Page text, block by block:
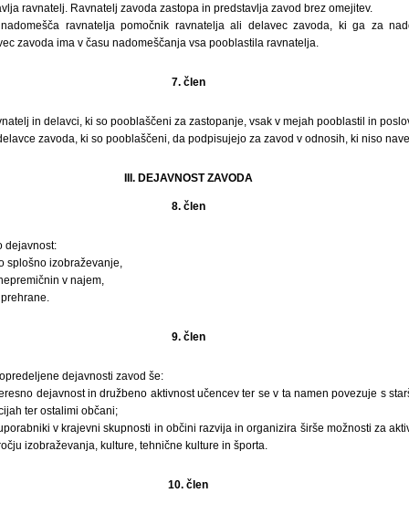
ravnatelj. Ravnatelj zavoda zastopa in predstavlja zavod brez omejitev.
ravnatelja pomočnik ravnatelja ali delavec zavoda, ki ga za
zavoda ima v času nadomeščanja vsa pooblastila ravnatelja.
7. člen
in delavci, ki so pooblaščeni za zastopanje, vsak v mejah pooblastil in
zavoda, ki so pooblaščeni, da podpisujejo za zavod v odnosih, ki niso
III. DEJAVNOST ZAVODA
8. člen
dejavnost:
splošno izobraževanje,
v najem,
9. člen
dejavnosti zavod še:
dejavnost in družbeno aktivnost učencev ter se v ta namen povezuje s
ter ostalimi občani;
v krajevni skupnosti in občini razvija in organizira širše možnosti za
izobraževanja, kulture, tehnične kulture in športa.
10. člen